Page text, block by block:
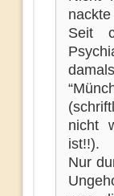
Seit
nicht
ist!!).
Nur